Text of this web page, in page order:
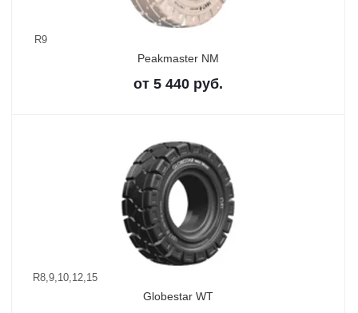
R9
Peakmaster NM
от 5 440 руб.
R8,9,10,12,15
Globestar WT